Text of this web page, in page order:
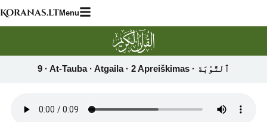
Skip
to
Koranas.ltMenu